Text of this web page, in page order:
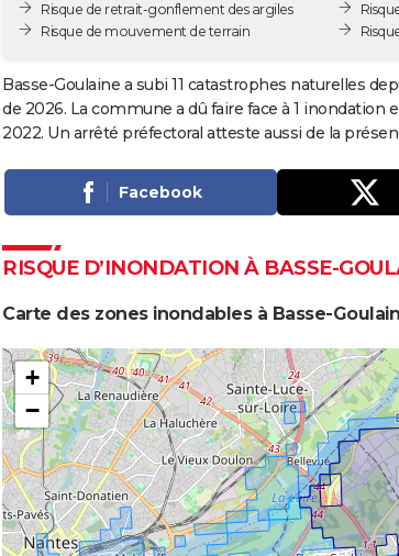
Risque de retrait-gonflement des argiles
Risque de mouvement de terrain
Basse-Goulaine a subi 11 catastrophes naturelles
de 2026. La commune a dû faire face à 1 inondation
2022. Un arrêté préfectoral atteste aussi de la
Facebook
RISQUE D’INONDATION À BASSE-
Carte des zones inondables à Basse-
+
−